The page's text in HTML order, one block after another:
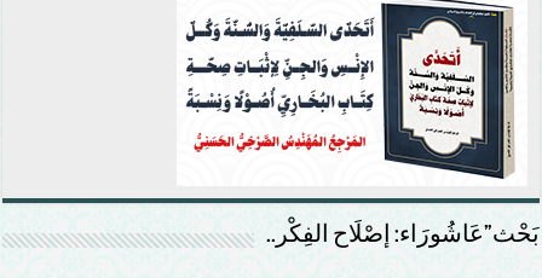
بَحْث”عَاشُورَاء: إصْلَاح الفِكْر..